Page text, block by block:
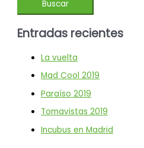
Entradas recientes
La vuelta
Mad Cool 2019
Paraíso 2019
Tomavistas 2019
Incubus en Madrid